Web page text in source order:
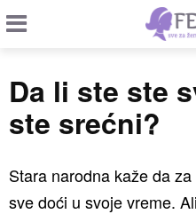
Da li ste ste
ste srećni?
Stara narodna kaže da
sve doći u svoje vreme.